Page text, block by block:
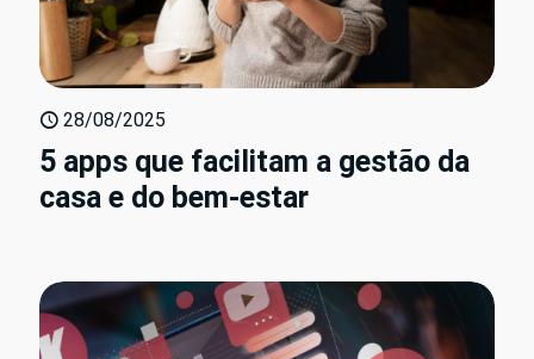
28/08/2025
5 apps que facilitam a gestão da
casa e do bem-estar